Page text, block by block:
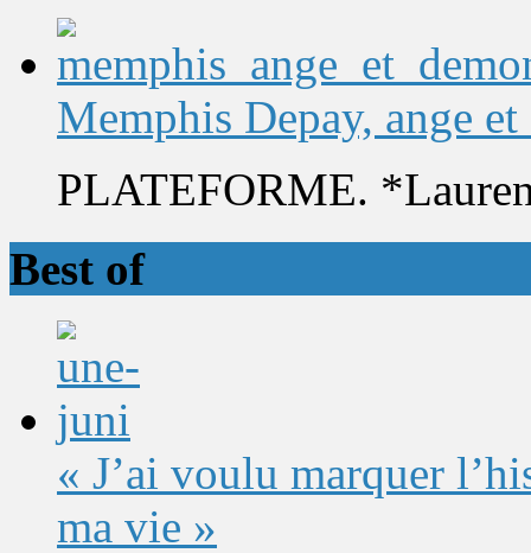
Memphis Depay, ange et
PLATEFORME.
Best of
« J’ai voulu marquer
ma vie »